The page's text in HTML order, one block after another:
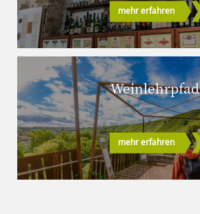
mehr erfahren
Weinlehrpfad
mehr erfahren